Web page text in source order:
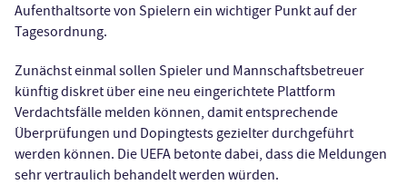
Aufenthaltsorte von Spielern ein wichtiger Punkt auf der
Tagesordnung.
Zunächst einmal sollen Spieler und Mannschaftsbetreuer
künftig diskret über eine neu eingerichtete Plattform
Verdachtsfälle melden können, damit entsprechende
Überprüfungen und Dopingtests gezielter durchgeführt
werden können. Die UEFA betonte dabei, dass die Meldungen
sehr vertraulich behandelt werden würden.